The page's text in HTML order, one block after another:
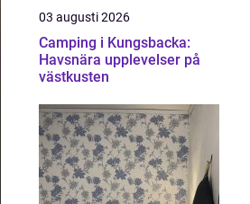
03 augusti 2026
Camping i Kungsbacka:
Havsnära upplevelser på
västkusten